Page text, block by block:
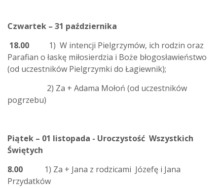
Czwartek – 31 października
18.00 1) W intencji Pielgrzymów, ich rodzin oraz
Parafian o łaskę miłosierdzia i Boże błogosławieństwo
(od uczestników Pielgrzymki do Łagiewnik);
2) Za + Adama Mołoń (od uczestników
pogrzebu)
Piątek – 01 listopada - Uroczystość Wszystkich
Świętych
8.00 1) Za + Jana z rodzicami Józefę i Jana
Przydatków